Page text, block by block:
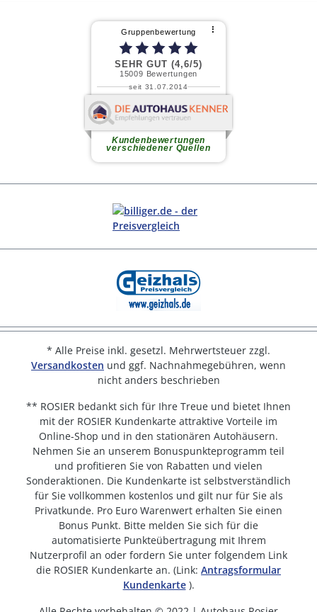
* Alle Preise inkl. gesetzl. Mehrwertsteuer zzgl.
Versandkosten und ggf. Nachnahmegebühren, wenn
nicht anders beschrieben
** ROSIER bedankt sich für Ihre Treue und bietet Ihnen
mit der ROSIER Kundenkarte attraktive Vorteile im
Online-Shop und in den stationären Autohäusern.
Nehmen Sie an unserem Bonuspunkteprogramm teil
und profitieren Sie von Rabatten und vielen
Sonderaktionen. Die Kundenkarte ist selbstverständlich
für Sie vollkommen kostenlos und gilt nur für Sie als
Privatkunde. Pro Euro Warenwert erhalten Sie einen
Bonus Punkt. Bitte melden Sie sich für die
automatisierte Punkteübertragung mit Ihrem
Nutzerprofil an oder fordern Sie unter folgendem Link
die ROSIER Kundenkarte an. (Link: Antragsformular
Kundenkarte).